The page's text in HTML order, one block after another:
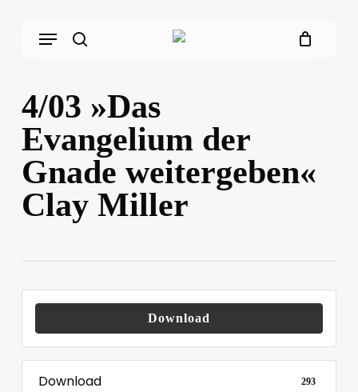
Menu
4/03 »Das
Evangelium der
Gnade weitergeben«
Clay Miller
Download
Download 293